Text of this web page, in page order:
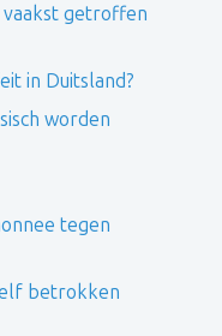
getroffen
in Duitsland?
worden
tegen
betrokken